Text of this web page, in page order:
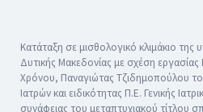
Κατάταξη σε μισθολογικό κλιμάκιο της
Δυτικής Μακεδονίας με σχέση εργασίας
Χρόνου, Παναγιώτας Τζιδημοπούλου
Ιατρών και ειδικότητας Π.Ε. Γενικής
συνάφειας του μεταπτυχιακού τίτλου